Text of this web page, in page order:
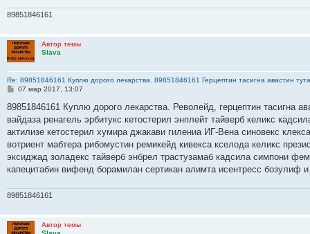
89851846161
Автор темы
Slava
Re: 89851846161 Куплю дорого лекарства. 89851846161 Герцептин тасигна авастин
С
о
щ
е
и
е
07 мар 2017, 13:07
89851846161 Куплю дорого лекарства. Револейд, герцептин тасигна
вайдаза ренагель эрбитукс кетостерил энплейт тайверб келикс
актилизе кетостерил хумира джакави гилениа ИГ-Вена синовекс
вотриент мабтера рибомустин ремикейд кивекса кселода келикс
эксиджад золадекс тайверб энбрел трастузамаб кадсила симпони
капецитабин вифенд борамилан сертикан алимта исентресс бозулиф
89851846161
Автор темы